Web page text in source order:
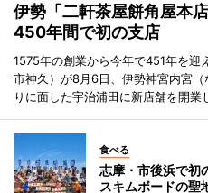
伊勢「二軒茶屋餅角屋本
450年間で初の支店
1575年の創業から今年で451年を迎
市神久）が8月6日、伊勢神宮内宮
りに面した宇治浦田に新店舗を開業
食べる
志摩・市後浜で
スキムボードの聖